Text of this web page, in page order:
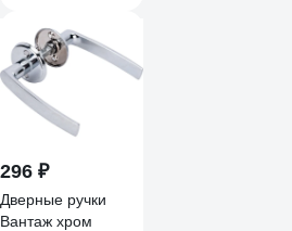
296 ₽
Дверные ручки
Вантаж хром